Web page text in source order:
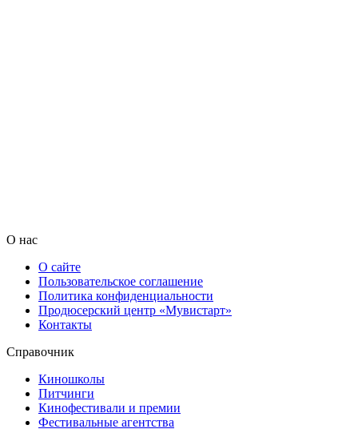
О нас
О сайте
Пользовательское соглашение
Политика конфиденциальности
Продюсерский центр «Мувистарт»
Контакты
Справочник
Киношколы
Питчинги
Кинофестивали и премии
Фестивальные агентства